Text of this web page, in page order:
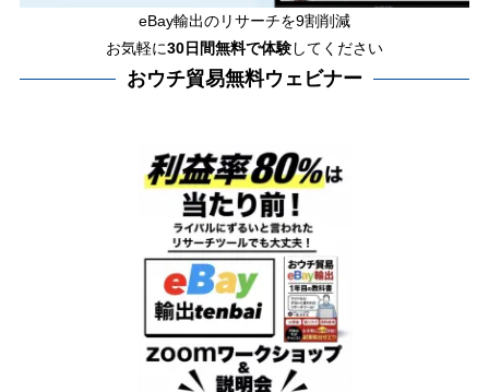
eBay輸出のリサーチを9割削減
お気軽に30日間無料で体験してください
おウチ貿易無料ウェビナー